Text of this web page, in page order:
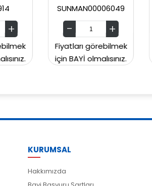
görebilmek
olmalısınız.
SUNMAN01006377
Fiyatları görebilmek
için BAYİ olmalısınız.
KURUMSAL
Hakkımızda